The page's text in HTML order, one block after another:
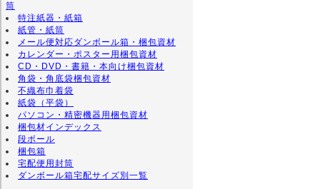
筒
特注紙器・紙箱
紙管・紙筒
メール便対応ダンボール箱・梱包資材
カレンダー・ポスター用梱包資材
CD・DVD・書籍・本向け梱包資材
角袋・角底袋梱包資材
不織布巾着袋
紙袋（平袋）
パソコン・精密機器用梱包資材
梱包材インデックス
段ボール
梱包箱
宅配便用封筒
ダンボール箱宅配サイズ別一覧